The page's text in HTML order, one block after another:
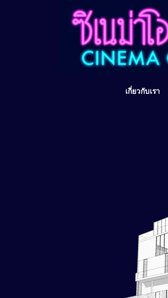
เกี่ยวกับเรา